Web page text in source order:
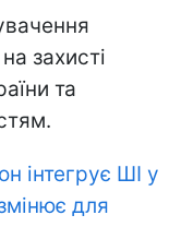
захисті
та
інтегрує ШІ у
для